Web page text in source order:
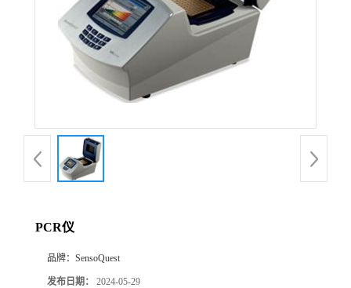
PCR仪
品牌： SensoQuest
发布日期： 2024-05-29